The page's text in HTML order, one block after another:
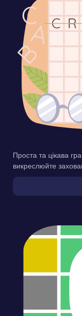
Проста та цікава
викреслюйте